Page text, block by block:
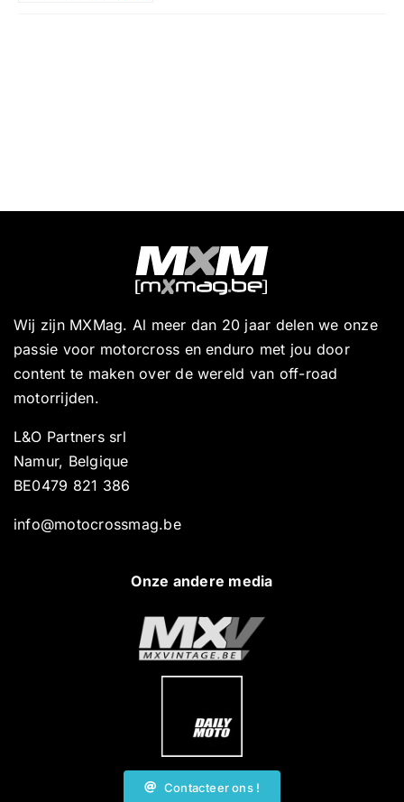
Wij zijn MXMag. Al meer dan 20 jaar delen we onze
passie voor motorcross en enduro met jou door
content te maken over de wereld van off-road
motorrijden.
L&O Partners srl
Namur, Belgique
BE0479 821 386
info@motocrossmag.be
Onze andere media
Contacteer ons !